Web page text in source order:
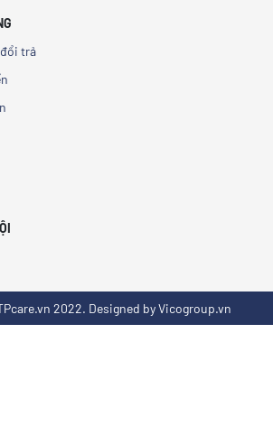
trả
2022. Designed by Vicogroup.vn